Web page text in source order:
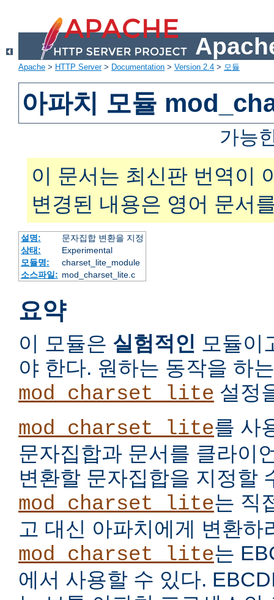
Apache > HTTP Server> Documentation > Version 2.4 > 모듈
아파치 모듈
가능
이 문서는 최신판 번역이
변경된 내용은 영어 문서
설명:
문자집합 변환을 지정
상태:
Experimental
모듈명:
charset_lite_module
소스파일: mod_charset_lite.c
요약
이 모듈은 실험적인 모듈이
야 한다. 원하는 동작을 하
mod_charset_lite 설정
mod_charset_lite를 사
문자집합과 문서를 클라이
변환할 문자집합을 지정할
mod_charset_lite는 직
고 대신 아파치에게 변환하
mod_charset_lite는
에서 사용할 수 있다.